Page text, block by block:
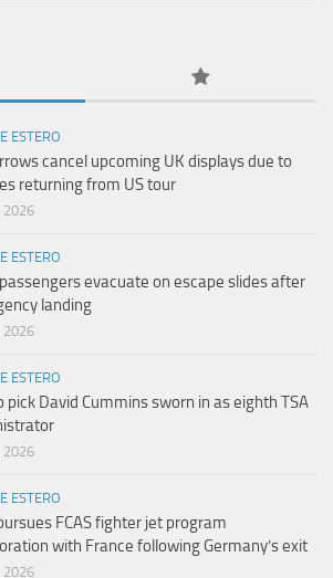
ESTERO
cancel upcoming UK displays due to
returning from US tour
2026
ESTERO
evacuate on escape slides after
landing
2026
ESTERO
pick David Cummins sworn in as eighth TSA
2026
ESTERO
FCAS fighter jet program
with France following Germany’s exit
2026